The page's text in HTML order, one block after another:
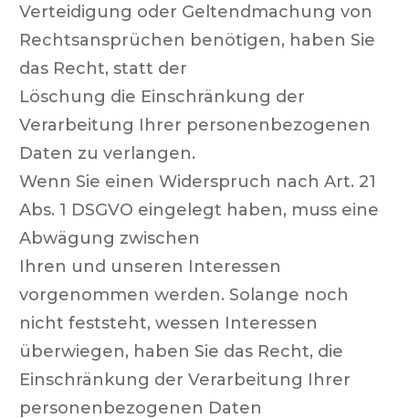
Verteidigung oder Geltendmachung von
Rechtsansprüchen benötigen, haben Sie
das Recht, statt der
Löschung die Einschränkung der
Verarbeitung Ihrer personenbezogenen
Daten zu verlangen.
Wenn Sie einen Widerspruch nach Art. 21
Abs. 1 DSGVO eingelegt haben, muss eine
Abwägung zwischen
Ihren und unseren Interessen
vorgenommen werden. Solange noch
nicht feststeht, wessen Interessen
überwiegen, haben Sie das Recht, die
Einschränkung der Verarbeitung Ihrer
personenbezogenen Daten